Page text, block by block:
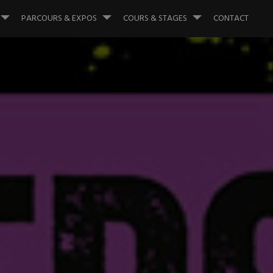
PARCOURS & EXPOS COURS & STAGES CONTACT